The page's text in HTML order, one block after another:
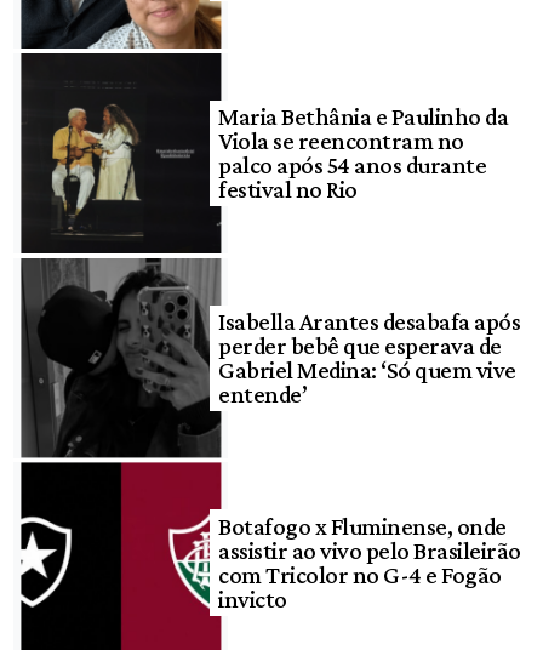
Maria Bethânia e Paulinho da
Viola se reencontram no
palco após 54 anos durante
festival no Rio
Isabella Arantes desabafa após
perder bebê que esperava de
Gabriel Medina: ‘Só quem vive
entende’
Botafogo x Fluminense, onde
assistir ao vivo pelo Brasileirão
com Tricolor no G-4 e Fogão
invicto